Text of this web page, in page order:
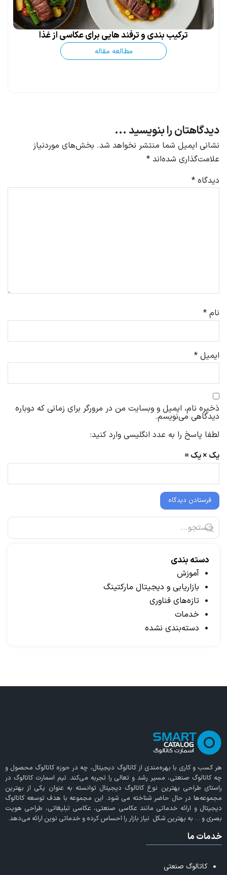
دسته بندی
آموزش
بازاریابی و دیجیتال مارکتینگ
تازه‌های فناوری
خدمات
دسته‌بندی نشده
ترکیب بندی و ترفند هایی برای عکاسی از غذا
مطالعه مقاله
دیدگاهتان را بنویسید ...
نشانی ایمیل شما منتشر نخواهد شد. بخش‌های موردنیاز
علامت‌گذاری شده‌اند *
دیدگاه *
نام *
ایمیل *
ذخیره نام، ایمیل و وبسایت من در مرورگر برای زمانی که دوباره
دیدگاهی می‌نویسم.
لطفا پاسخ را به عدد انگلیسی وارد کنید:
یک × یک =
هر کسب و کاری با بهره‌مندی ازکاتالوگ دیجیتال، چه در حوزه کاتالوگ محصول و
چه کاتالوگ صنعتی، مسیر رشد و تعالی را تجربه می‌کند. تیم اسمارت کاتالوگ در
راستای طراحی بهترین نوع کاتالوگ دیجیتال توانسته به عنوان یکی از بهترین
مجموعه‌ها در حال حاضر شناخته می‌ شود. این مجموعه با هدف توسعه کاتالوگ
دیجیتال و ارائه خدماتی مانند عکاسی صنعتی، عکاسی تبلیغاتی، طراحی هویت
بصری و … به بهترین شکل نیاز بازار را احساس کرده و خدماتی نوین ارائه می‌دهد.
خدمات ما
کاتالوگ صنعتی